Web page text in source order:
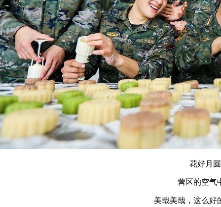
花好月
营区的空气
美哉美哉，这么好